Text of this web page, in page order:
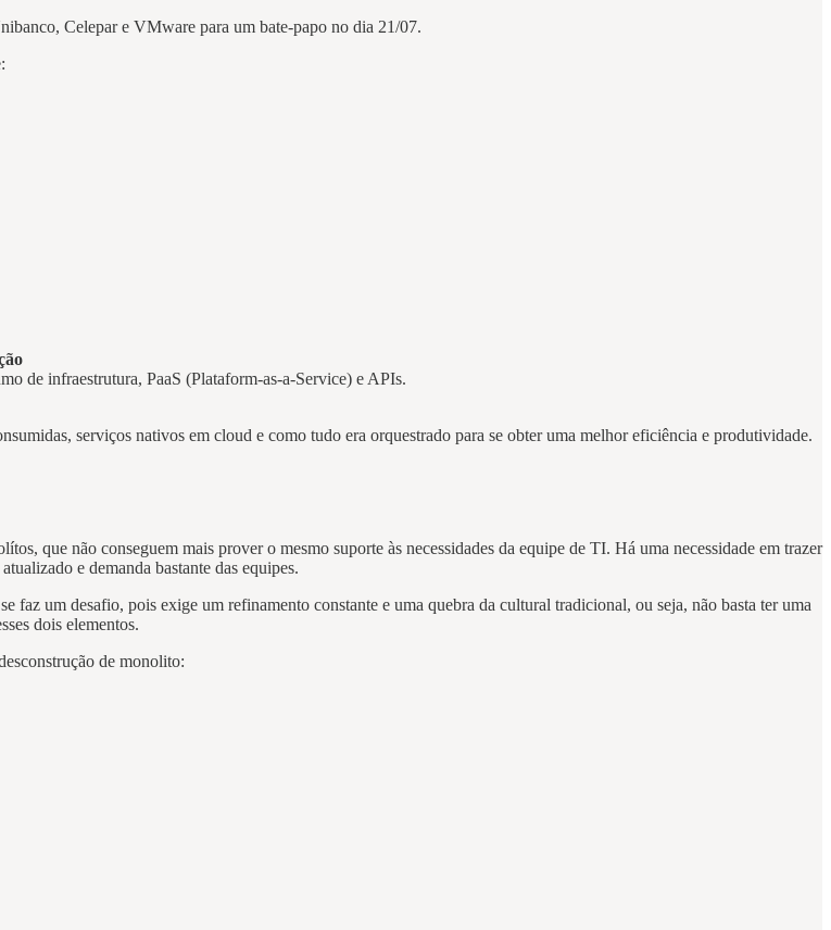
Celepar e VMware para um bate-papo no dia 21/07.
de infraestrutura, PaaS (Plataform-as-a-Service) e APIs.
serviços nativos em cloud e como tudo era orquestrado para se obter uma melhor eficiência e produtividade.
que não conseguem mais prover o mesmo suporte às necessidades da equipe de TI. Há uma necessidade em trazer
e demanda bastante das equipes.
faz um desafio, pois exige um refinamento constante e uma quebra da cultural tradicional, ou seja, não basta ter uma
dois elementos.
de monolito: